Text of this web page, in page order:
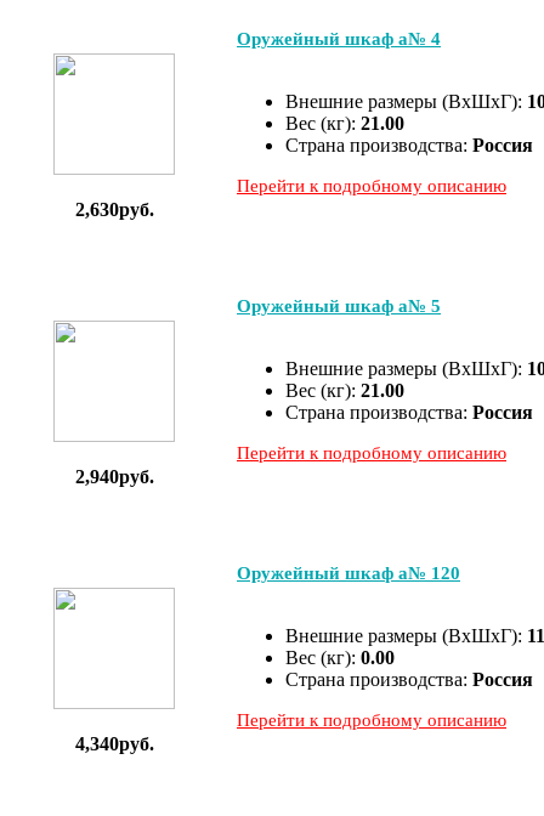
2,630руб.
Оружейный шкаф а№ 4
Внешние размеры (ВхШхГ):
Вес (кг): 21.00
Страна производства: Россия
Перейти к подробному описанию
2,940руб.
Оружейный шкаф а№ 5
Внешние размеры (ВхШхГ):
Вес (кг): 21.00
Страна производства: Россия
Перейти к подробному описанию
4,340руб.
Оружейный шкаф а№ 120
Внешние размеры (ВхШхГ):
Вес (кг): 0.00
Страна производства: Россия
Перейти к подробному описанию